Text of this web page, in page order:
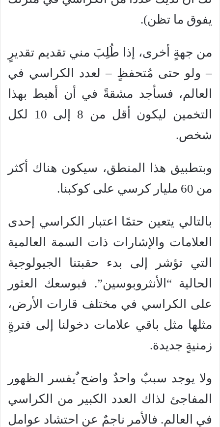
يفوق ما تظن).
من جهةٍ أخرى، إذا طُلِبَ مني تقديم تقديرٍ
– ولو حتى مُتحفظٍ – لعدد الكراسي في
العالم، فسأجد مشقةً في أن أهبط بهذا
التخمين ليكون أقل من 8 إلى 10 لكل
شخص.
وبتطبيق هذا المنطق، سيكون هناك أكثر
من 60 مليار كرسي على كوكبنا.
بالتالي يتعين حتمًا اعتبار الكراسي إحدى
العلامات والإشارات ذات السمة العالمية
التي تؤشر إلى بدء حقبتنا الجيولوجية
الحالية “الأنثروبوسين”. فبوسعك العثور
على الكراسي في مختلف قارات الأرض،
مثلها مثل باقي علامات دخولنا إلى فترةٍ
زمنيةٍ جديدة.
ولا يوجد سببٌ واحدٌ واضح ٌيفسر الظهور
المفاجئ لذاك العدد الكبير من الكراسي
في العالم. فالأمر ناجمٌ عن احتشاد عوامل